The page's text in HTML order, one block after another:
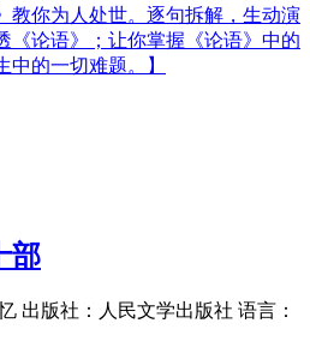
教你为人处世。逐句拆解，生动演
《论语》；让你掌握《论语》中的
的一切难题。】
部
出版社：人民文学出版社 语言：